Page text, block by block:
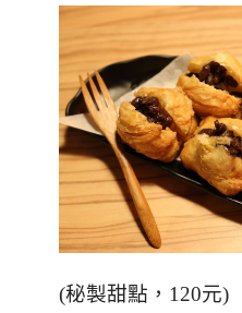
(秘製甜點，120元)